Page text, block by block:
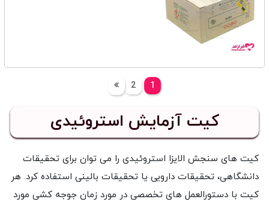
1
2
کیت آزمایش استروئیدی
کیت های سنجش الایزا استروئیدی را می توان برای تحقیقات
دانشگاهی، تحقیقات دارویی یا تحقیقات بالینی استفاده کرد. هر
کیت با دستورالعمل های تخصصی در مورد زمان جوجه کشی مورد